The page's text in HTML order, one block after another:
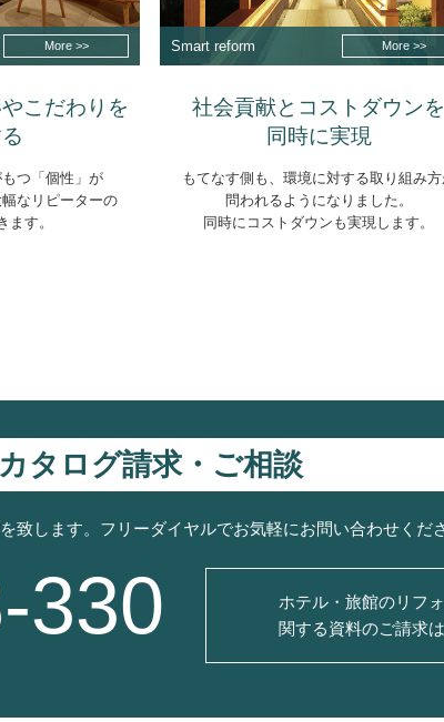
More >>
こだわりを
つ「個性」が
なリピーターの
ます。
Smart reform More >>
社会貢献とコストダウンを
同時に実現
もてなす側も、環境に対する取り組み
問われるようになりました。
同時にコストダウンも実現します。
カタログ請求・ご相談
致します。フリーダイヤルでお気軽にお問い合わせくだ
330
ホテル・旅館のリフ
関する資料のご請求